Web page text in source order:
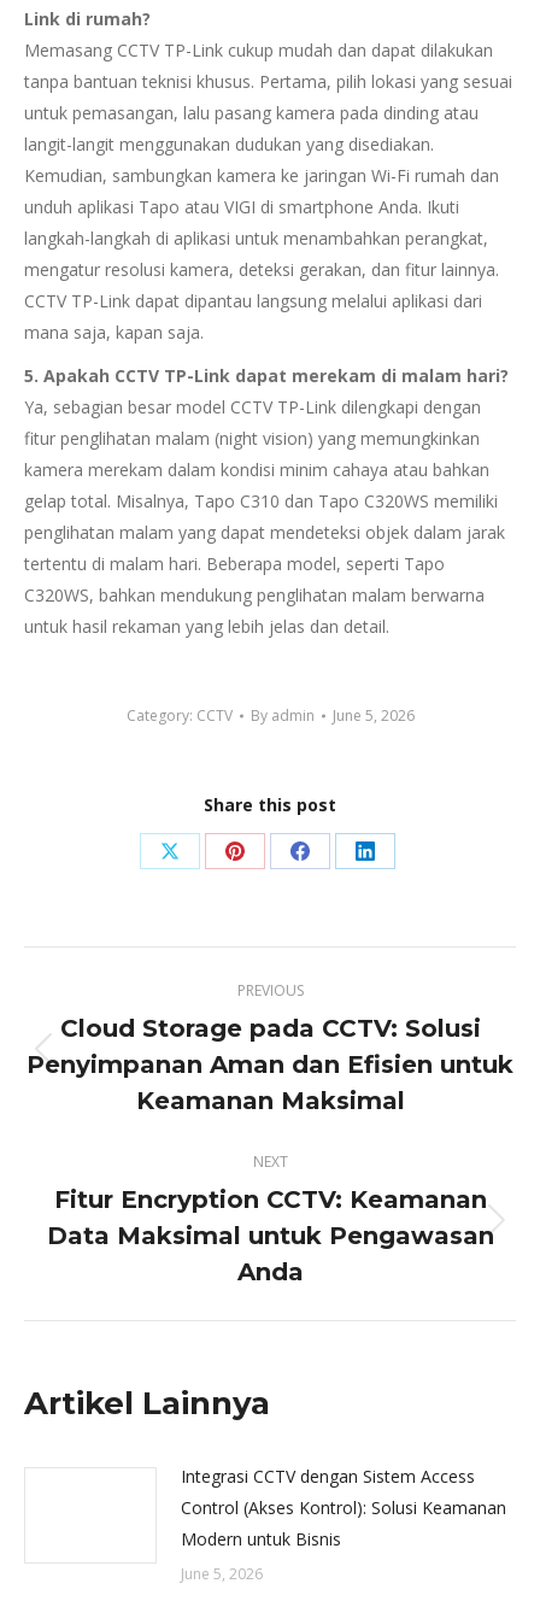
Link di rumah?
Memasang CCTV TP-Link cukup mudah dan dapat dilakukan
tanpa bantuan teknisi khusus. Pertama, pilih lokasi yang sesuai
untuk pemasangan, lalu pasang kamera pada dinding atau
langit-langit menggunakan dudukan yang disediakan.
Kemudian, sambungkan kamera ke jaringan Wi-Fi rumah dan
unduh aplikasi Tapo atau VIGI di smartphone Anda. Ikuti
langkah-langkah di aplikasi untuk menambahkan perangkat,
mengatur resolusi kamera, deteksi gerakan, dan fitur lainnya.
CCTV TP-Link dapat dipantau langsung melalui aplikasi dari
mana saja, kapan saja.
5. Apakah CCTV TP-Link dapat merekam di malam hari?
Ya, sebagian besar model CCTV TP-Link dilengkapi dengan
fitur penglihatan malam (night vision) yang memungkinkan
kamera merekam dalam kondisi minim cahaya atau bahkan
gelap total. Misalnya, Tapo C310 dan Tapo C320WS memiliki
penglihatan malam yang dapat mendeteksi objek dalam jarak
tertentu di malam hari. Beberapa model, seperti Tapo
C320WS, bahkan mendukung penglihatan malam berwarna
untuk hasil rekaman yang lebih jelas dan detail.
Category: CCTV By admin June 5, 2026
Share this post
Share
X
Share
Pinterest
Share
Facebook
Share
LinkedIn
navigation
PREVIOUS
Previous
post:
Cloud Storage pada CCTV: Solusi
Penyimpanan Aman dan Efisien untuk
Keamanan Maksimal
NEXT
Next
post:
Fitur Encryption CCTV: Keamanan
Data Maksimal untuk Pengawasan
Anda
Artikel Lainnya
Integrasi CCTV dengan Sistem Access
Control (Akses Kontrol): Solusi Keamanan
Modern untuk Bisnis
June 5, 2026